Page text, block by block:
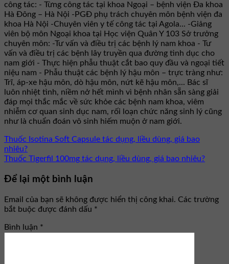
công tác: - Từng công tác tại khoa Ngoại – bệnh viện Đa khoa
Hà Đông – Hà Nội -PGĐ phụ trách chuyên môn bệnh viện đa
khoa Hà Nội -Chuyên viên y tế công tác tại Agola... -Giảng
viên bộ môn Ngoại khoa tại Học viện Quân Y 103 Sở trưởng
chuyên môn: -Tư vấn và điều trị các bệnh lý nam khoa - Tư
vấn và điều trị các bệnh lây truyền qua đường tình dục cho
nam giới - Thực hiện phẫu thuật cắt bao quy đầu và ngoại tiết
niệu nam - Phẫu thuật các bệnh lý hậu môn – trực tràng như:
Trĩ, áp-xe hậu môn, dò hậu môn, nứt kẽ hậu môn,... Bác sĩ
luôn nhiệt tình, niềm nở hết mình vì bệnh nhân sẵn sàng giải
đáp mọi thắc mắc về sức khỏe các bệnh nam khoa, viêm
nhiễm cơ quan sinh dục nam, rối loạn chức năng sinh lý cũng
như là chuẩn đoán vô sinh hiếm muộn ở nam giới.
Thuốc Isotina Soft Capsule tác dụng, liều dùng, giá bao
nhiêu?
Thuốc Tigerfil 100mg tác dụng, liều dùng, giá bao nhiêu?
Để lại một bình luận
Email của bạn sẽ không được hiển thị công khai. Các trường
bắt buộc được đánh dấu *
Bình luận *